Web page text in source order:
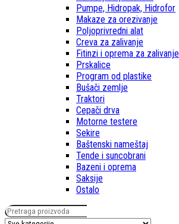
Pumpe, Hidropak, Hidrofor
Makaze za orezivanje
Poljoprivredni alat
Creva za zalivanje
Fitinzi i oprema za zalivanje
Prskalice
Program od plastike
Bušači zemlje
Traktori
Cepači drva
Motorne testere
Sekire
Baštenski nameštaj
Tende i suncobrani
Bazeni i oprema
Saksije
Ostalo
Pretraga za: